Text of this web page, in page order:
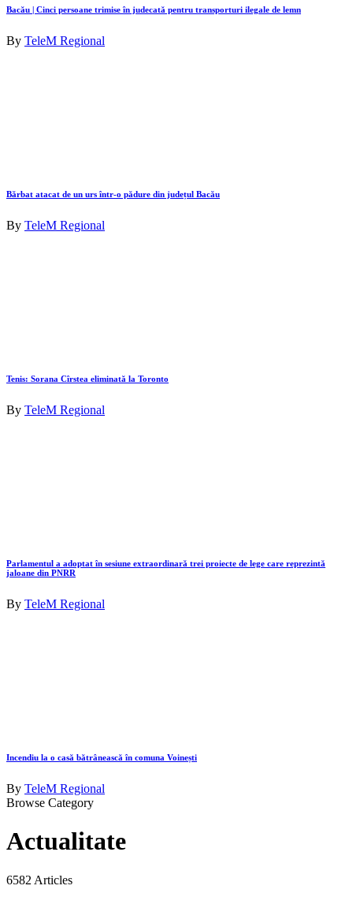
Bacău | Cinci persoane trimise în judecată pentru transporturi ilegale de lemn
By TeleM Regional
Bărbat atacat de un urs într-o pădure din județul Bacău
By TeleM Regional
Tenis: Sorana Cîrstea eliminată la Toronto
By TeleM Regional
Parlamentul a adoptat în sesiune extraordinară trei proiecte de lege care reprezintă
jaloane din PNRR
By TeleM Regional
Incendiu la o casă bătrânească în comuna Voinești
By TeleM Regional
Browse Category
Actualitate
6582 Articles